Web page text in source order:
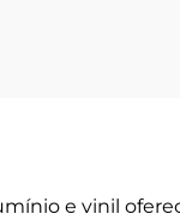
e vinil